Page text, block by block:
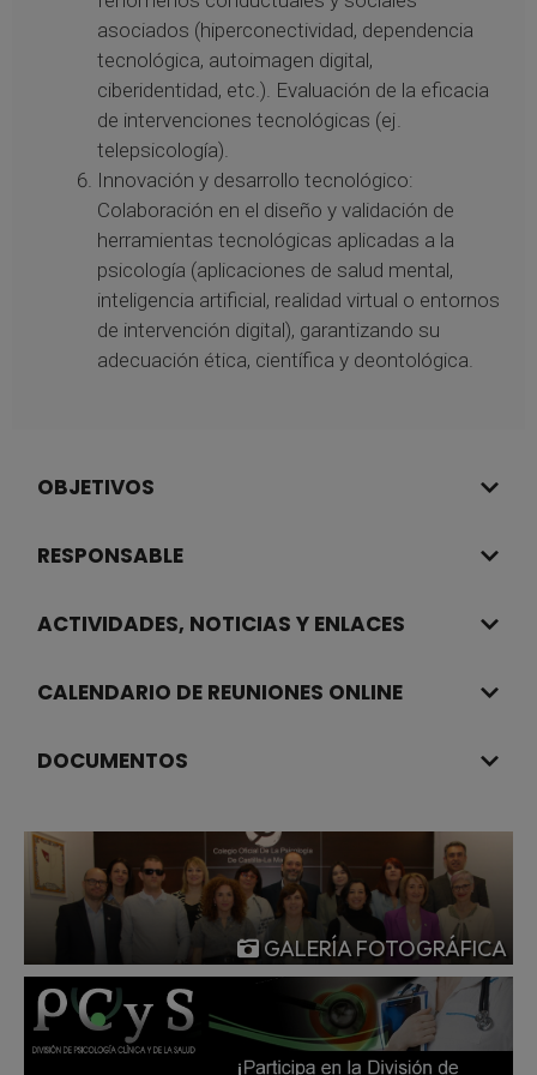
asociados (hiperconectividad, dependencia
tecnológica, autoimagen digital,
ciberidentidad, etc.). Evaluación de la eficacia
de intervenciones tecnológicas (ej.
telepsicología).
Innovación y desarrollo tecnológico:
Colaboración en el diseño y validación de
herramientas tecnológicas aplicadas a la
psicología (aplicaciones de salud mental,
inteligencia artificial, realidad virtual o entornos
de intervención digital), garantizando su
adecuación ética, científica y deontológica.
OBJETIVOS
RESPONSABLE
ACTIVIDADES, NOTICIAS Y ENLACES
CALENDARIO DE REUNIONES ONLINE
DOCUMENTOS
GALERÍA FOTOGRÁFICA